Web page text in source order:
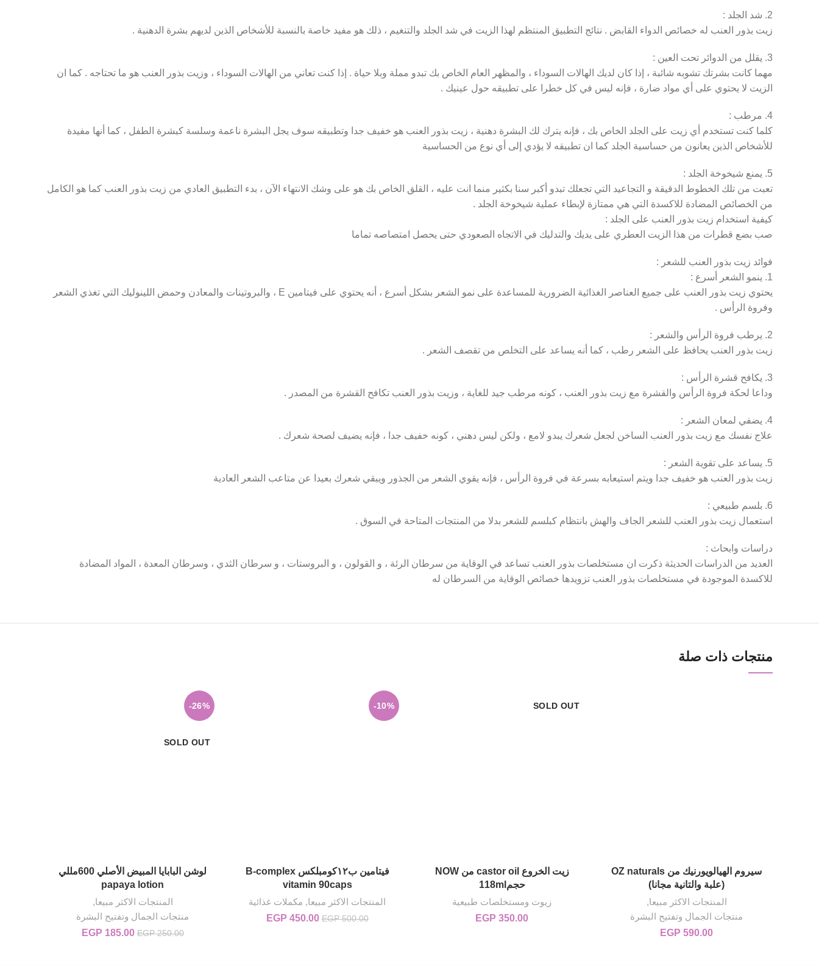
2. شد الجلد :
زيت بذور العنب له خصائص الدواء القابض . نتائج التطبيق المنتظم لهذا الزيت في شد الجلد والتنغيم ، ذلك هو مفيد خاصة بالنسبة للأشخاص الذين لديهم بشرة الدهنية .
3. يقلل من الدوائر تحت العين :
مهما كانت بشرتك تشوبه شائبة ، إذا كان لديك الهالات السوداء ، والمظهر العام الخاص بك تبدو مملة وبلا حياة . إذا كنت تعاني من الهالات السوداء ، وزيت بذور العنب هو ما تحتاجه . كما ان
الزيت لا يحتوي على أي مواد ضارة ، فإنه ليس في كل خطرا على تطبيقه حول عينيك .
4. مرطب :
كلما كنت تستخدم أي زيت على الجلد الخاص بك ، فإنه يترك لك البشرة دهنية ، زيت بذور العنب هو خفيف جدا وتطبيقه سوف يجل البشرة ناعمة وسلسة كبشرة الطفل ، كما أنها مفيدة
للأشخاص الذين يعانون من حساسية الجلد كما ان تطبيقه لا يؤدي إلى أي نوع من الحساسية
5. يمنع شيخوخة الجلد :
تعبت من تلك الخطوط الدقيقة و التجاعيد التي تجعلك تبدو أكبر سنا بكثير منما انت عليه ، القلق الخاص بك هو على وشك الانتهاء الآن ، بدء التطبيق العادي من زيت بذور العنب كما هو الكامل
من الخصائص المضادة للاكسدة التي هي ممتازة لإبطاء عملية شيخوخة الجلد .
كيفية استخدام زيت بذور العنب على الجلد :
صب بضع قطرات من هذا الزيت العطري على يديك والتدليك في الاتجاه الصعودي حتى يحصل امتصاصه تماما
فوائد زيت بذور العنب للشعر :
1. ينمو الشعر أسرع :
يحتوي زيت بذور العنب على جميع العناصر الغذائية الضرورية للمساعدة على نمو الشعر بشكل أسرع ، أنه يحتوي على فيتامين E ، والبروتينات والمعادن وحمض اللينوليك التي تغذي الشعر
وفروة الرأس .
2. يرطب فروة الرأس والشعر :
زيت بذور العنب يحافظ على الشعر رطب ، كما أنه يساعد على التخلص من تقصف الشعر .
3. يكافح قشرة الرأس :
وداعا لحكة فروة الرأس والقشرة مع زيت بذور العنب ، كونه مرطب جيد للغاية ، وزيت بذور العنب تكافح القشرة من المصدر .
4. يضفي لمعان الشعر :
علاج نفسك مع زيت بذور العنب الساخن لجعل شعرك يبدو لامع ، ولكن ليس دهني ، كونه خفيف جدا ، فإنه يضيف لصحة شعرك .
5. يساعد على تقوية الشعر :
زيت بذور العنب هو خفيف جدا ويتم استيعابه بسرعة في فروة الرأس ، فإنه يقوي الشعر من الجذور ويبقي شعرك بعيدا عن متاعب الشعر العادية
6. بلسم طبيعي :
استعمال زيت بذور العنب للشعر الجاف والهش بانتظام كبلسم للشعر بدلا من المنتجات المتاحة في السوق .
دراسات وابحاث :
العديد من الدراسات الحديثة ذكرت ان مستخلصات بذور العنب تساعد في الوقاية من سرطان الرئة ، و القولون ، و البروستات ، و سرطان الثدي ، وسرطان المعدة ، المواد المضادة
للاكسدة الموجودة في مستخلصات بذور العنب تزويدها خصائص الوقاية من السرطان له
منتجات ذات صلة
إضافة إلى السلةسيروم الهيالويورنيك من OZ naturals
(علبة والتانية مجانا)
المنتجات الاكثر مبيعا,
منتجات الجمال وتفتيح البشرة
EGP 590.00
SOLD OUT
قراءة المزيد
زيت الخروع castor oil من NOW
حجم118ml
زيوت ومستخلصات طبيعية
EGP 350.00
-10%
إضافة إلى السلةفيتامين ب١٢كومبلكس B-complex
vitamin 90caps
المنتجات الاكثر مبيعا, مكملات غذائية
EGP500.00 السعر الأصلي هو: EGP 500.00.
EGP 450.00
-26%
SOLD OUT
قراءة المزيد
لوشن البابايا المبيض الأصلي 600مللي
papaya lotion
المنتجات الاكثر مبيعا,
منتجات الجمال وتفتيح البشرة
EGP250.00
السعر الأصلي هو:
EGP 185.00